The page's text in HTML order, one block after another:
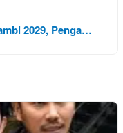
2029, Penga…